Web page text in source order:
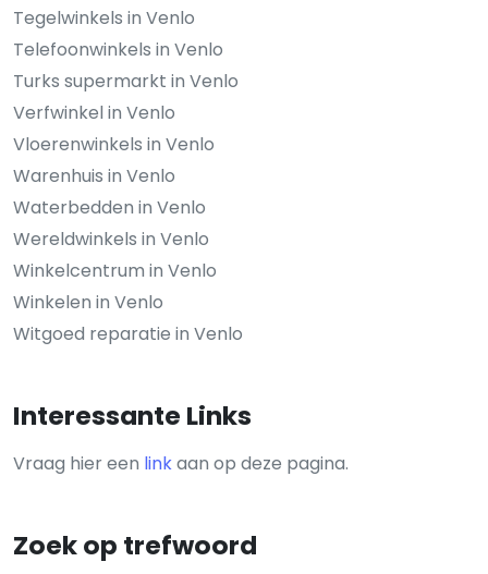
Tegelwinkels in Venlo
Telefoonwinkels in Venlo
Turks supermarkt in Venlo
Verfwinkel in Venlo
Vloerenwinkels in Venlo
Warenhuis in Venlo
Waterbedden in Venlo
Wereldwinkels in Venlo
Winkelcentrum in Venlo
Winkelen in Venlo
Witgoed reparatie in Venlo
Interessante Links
Vraag hier een linkaan op deze pagina.
Zoek op trefwoord